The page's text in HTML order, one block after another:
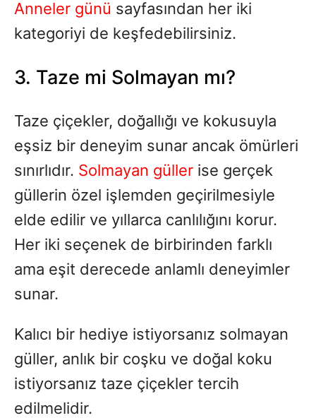
Anneler günü sayfasından her iki
kategoriyi de keşfedebilirsiniz.
3. Taze mi Solmayan mı?
Taze çiçekler, doğallığı ve kokusuyla
eşsiz bir deneyim sunar ancak ömürleri
sınırlıdır. Solmayan güller ise gerçek
güllerin özel işlemden geçirilmesiyle
elde edilir ve yıllarca canlılığını korur.
Her iki seçenek de birbirinden farklı
ama eşit derecede anlamlı deneyimler
sunar.
Kalıcı bir hediye istiyorsanız solmayan
güller, anlık bir coşku ve doğal koku
istiyorsanız taze çiçekler tercih
edilmelidir.